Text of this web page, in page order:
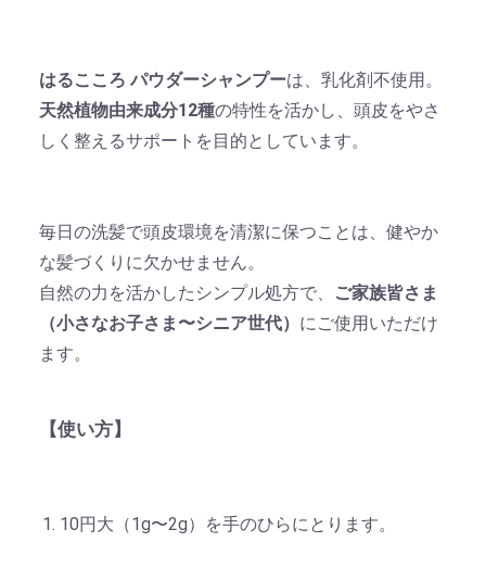
はるこころ パウダーシャンプーは、乳化剤不使用。
天然植物由来成分12種の特性を活かし、頭皮をやさ
しく整えるサポートを目的としています。
毎日の洗髪で頭皮環境を清潔に保つことは、健やか
な髪づくりに欠かせません。
自然の力を活かしたシンプル処方で、
ご家族皆さま
（小さなお子さま〜シニア世代） にご使用いただけ
ます。
【使い方】
10円大（1g〜2g）を手のひらにとります。